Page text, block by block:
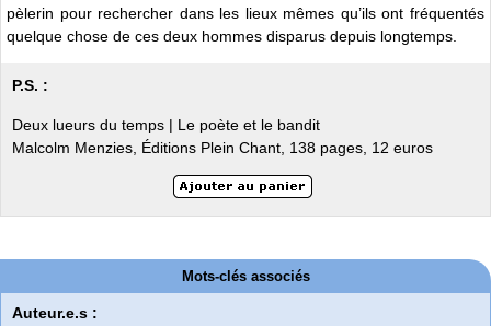
pèlerin pour rechercher dans les lieux mêmes qu’ils ont fréquentés
quelque chose de ces deux hommes disparus depuis longtemps.
P.S. :
Deux lueurs du temps | Le poète et le bandit
Malcolm Menzies, Éditions Plein Chant, 138 pages, 12 euros
Mots-clés associés
Auteur.e.s :